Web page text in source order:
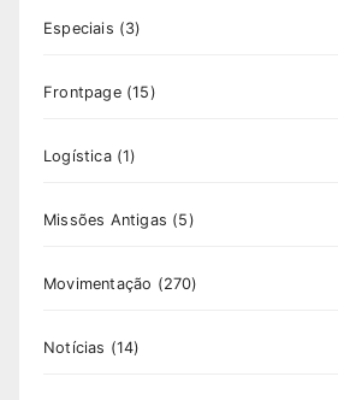
Especiais (3)
Frontpage(15)
Logística(1)
Missões Antigas (5)
Movimentação (270)
Notícias (14)